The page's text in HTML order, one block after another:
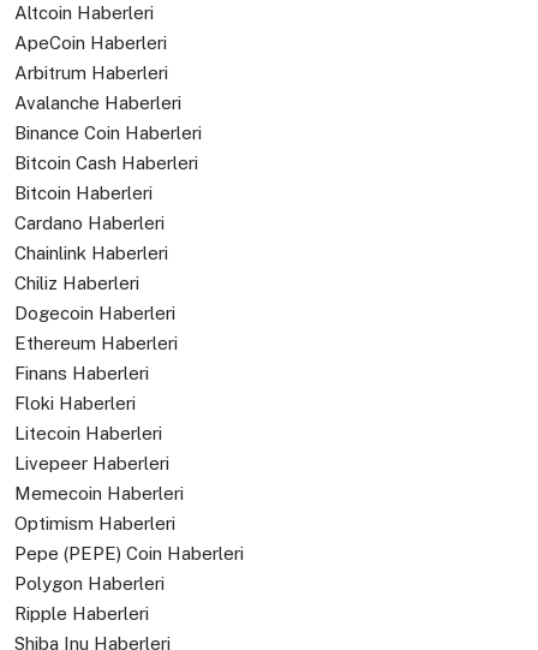
Altcoin Haberleri
ApeCoin Haberleri
Arbitrum Haberleri
Avalanche Haberleri
Binance Coin Haberleri
Bitcoin Cash Haberleri
Bitcoin Haberleri
Cardano Haberleri
Chainlink Haberleri
Chiliz Haberleri
Dogecoin Haberleri
Ethereum Haberleri
Finans Haberleri
Floki Haberleri
Litecoin Haberleri
Livepeer Haberleri
Memecoin Haberleri
Optimism Haberleri
Pepe (PEPE) Coin Haberleri
Polygon Haberleri
Ripple Haberleri
Shiba Inu Haberleri